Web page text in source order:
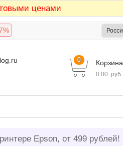
ценами
Корзина
0
0.00 руб.
Epson, от 499 рублей!